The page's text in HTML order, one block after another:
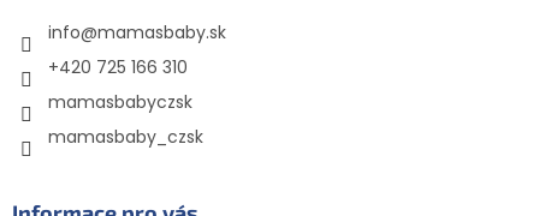
info@mamasbaby.sk
+420 725 166 310
mamasbabyczsk
mamasbaby_czsk